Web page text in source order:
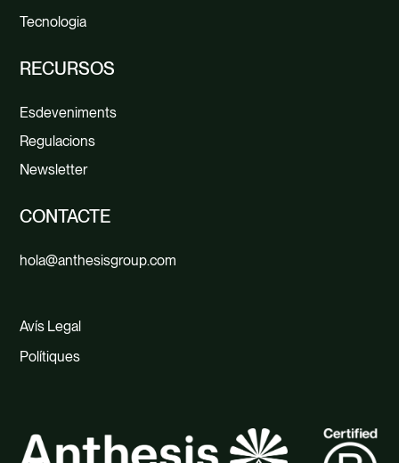
Tecnologia
RECURSOS
Esdeveniments
Regulacions
Newsletter
CONTACTE
hola@anthesisgroup.com
Avís Legal
Polítiques